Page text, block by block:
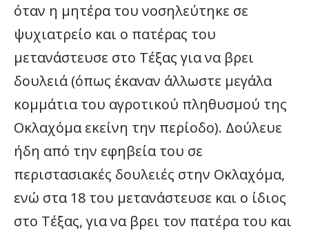
όταν η μητέρα του νοσηλεύτηκε σε
ψυχιατρείο και ο πατέρας του
μετανάστευσε στο Τέξας για να βρει
δουλειά (όπως έκαναν άλλωστε μεγάλα
κομμάτια του αγροτικού πληθυσμού της
Οκλαχόμα εκείνη την περίοδο). Δούλευε
ήδη από την εφηβεία του σε
περιστασιακές δουλειές στην Οκλαχόμα,
ενώ στα 18 του μετανάστευσε και ο ίδιος
στο Τέξας, για να βρει τον πατέρα του και